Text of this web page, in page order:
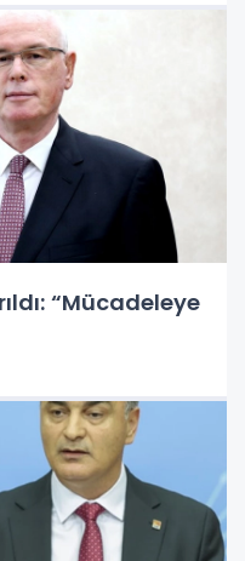
“Mücadeleye